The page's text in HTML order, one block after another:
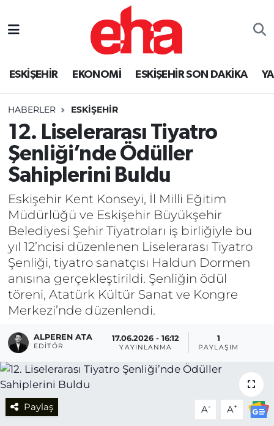
ESKİŞEHİR EKONOMİ ESKİŞEHİR SON DAKİKA
HABERLER ESKİŞEHİR
12. Liselerarası Tiyatro
Şenliği’nde Ödüller
Sahiplerini Buldu
Eskişehir Kent Konseyi, İl Milli Eğitim
Müdürlüğü ve Eskişehir Büyükşehir
Belediyesi Şehir Tiyatroları iş birliğiyle bu
yıl 12’ncisi düzenlenen Liselerarası Tiyatro
Şenliği, tiyatro sanatçısı Haldun Dormen
anısına gerçekleştirildi. Şenliğin ödül
töreni, Atatürk Kültür Sanat ve Kongre
Merkezi’nde düzenlendi.
ALPEREN ATA
EDITÖR
17.06.2026 - 16:12
YAYINLANMA
1
PAYLAŞIM
Paylaş A- A+